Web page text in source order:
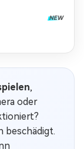
,
oder
beschädigt.